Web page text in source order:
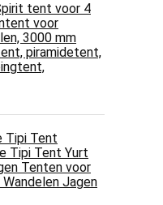
tent voor 4
voor
3000 mm
piramidetent,
Tipi Tent
Tipi Tent Yurt
Tenten voor
Jagen